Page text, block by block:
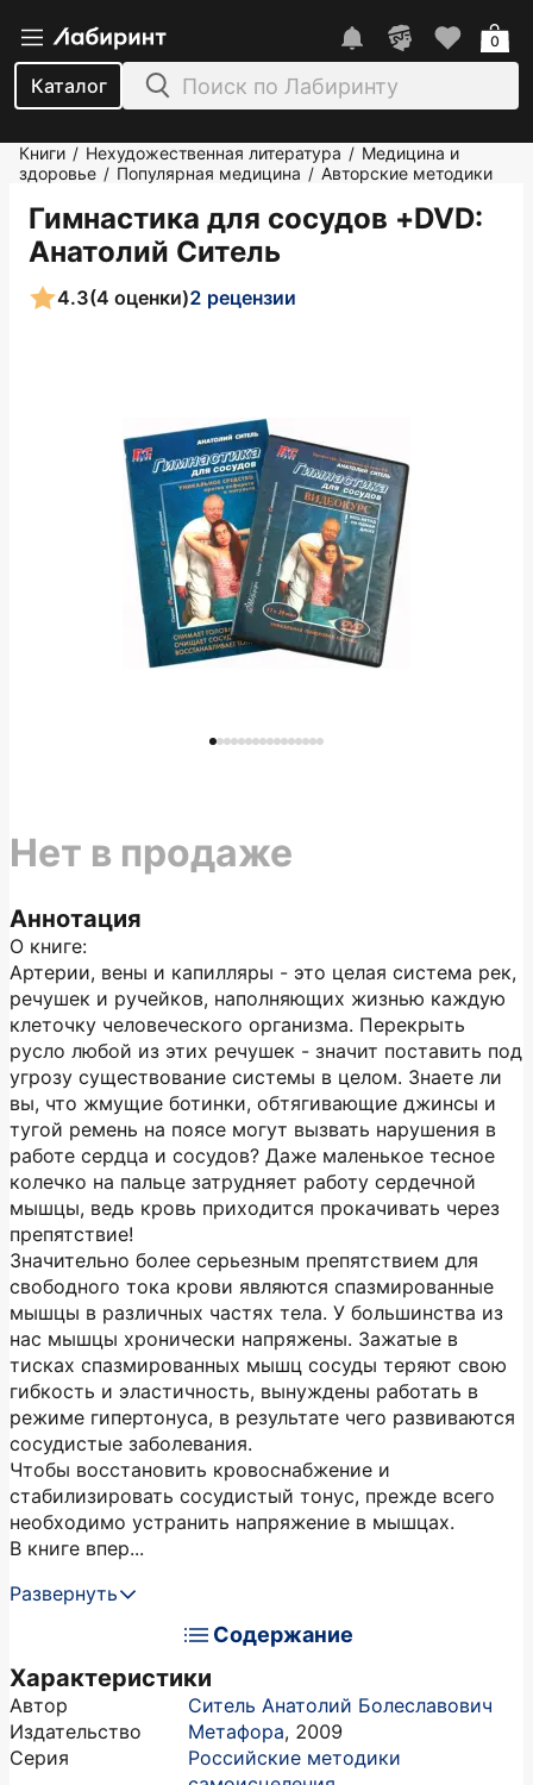
Каталог
0
Книги / Нехудожественная литература / Медицина и
здоровье / Популярная медицина / Авторские методики
Гимнастика для сосудов +DVD:
Анатолий Ситель
4.3(4 оценки)2 рецензии
Аннотация
О книге:
Артерии, вены и капилляры - это целая система рек,
речушек и ручейков, наполняющих жизнью каждую
клеточку человеческого организма. Перекрыть
русло любой из этих речушек - значит поставить под
угрозу существование системы в целом. Знаете ли
вы, что жмущие ботинки, обтягивающие джинсы и
тугой ремень на поясе могут вызвать нарушения в
работе сердца и сосудов? Даже маленькое тесное
колечко на пальце затрудняет работу сердечной
мышцы, ведь кровь приходится прокачивать через
препятствие!
Значительно более серьезным препятствием для
свободного тока крови являются спазмированные
мышцы в различных частях тела. У большинства из
нас мышцы хронически напряжены. Зажатые в
тисках спазмированных мышц сосуды теряют свою
гибкость и эластичность, вынуждены работать в
режиме гипертонуса, в результате чего развиваются
сосудистые заболевания.
Чтобы восстановить кровоснабжение и
стабилизировать сосудистый тонус, прежде всего
необходимо устранить напряжение в мышцах.
В книге впер...
Развернуть
Содержание
Характеристики
Автор
Ситель Анатолий Болеславович
Издательство
Метафора, 2009
Серия
Российские методики
Нет в продаже